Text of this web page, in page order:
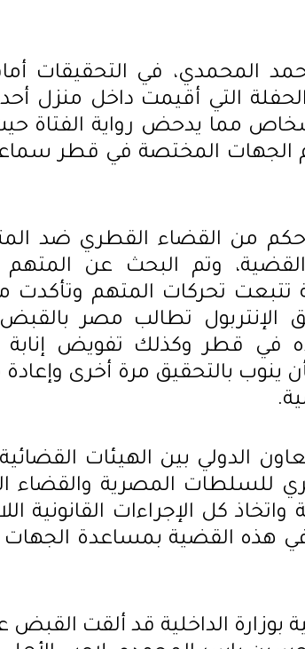
المحمدي، في التحقيقات أمام
الحفلة التي أقيمت داخل منزل
مما يدحض رواية الفتاة
الجهات المختصة في قطر
وتم البحث عن المتهم
تتبعت تحركات المتهم وتأكدت
تطالب مصر بالقبض
في قطر وكذلك تفويض
ينوب بالتحقيق مرة أخرى
الدولي بين الهيئات
للسلطات المصرية والقضاء
كل الإجراءات القانونية
في هذه القضية بمساعدة الجهات
بوزارة الداخلية قد ألقت